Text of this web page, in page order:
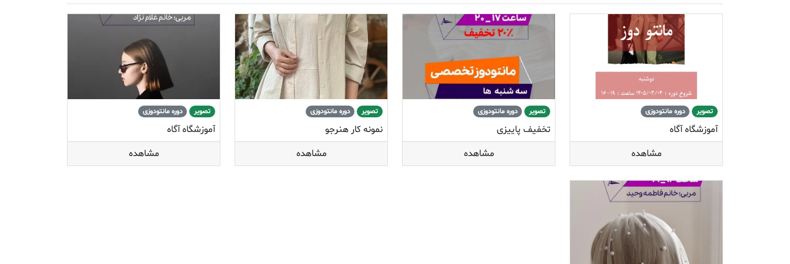
تصویر دوره مانتودوزی
آموزشگاه آگاه
مشاهده
تصویر دوره مانتودوزی
تخفیف پاییزی
مشاهده
تصویر دوره مانتودوزی
نمونه کار هنرجو
مشاهده
تصویر دوره مانتودوزی
آموزشگاه آگاه
مشاهده